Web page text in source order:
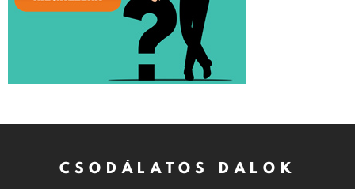
CSODÁLATOS DALOK